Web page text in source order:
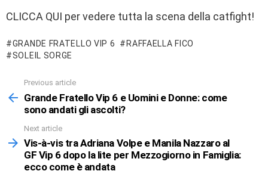
CLICCA QUI per vedere tutta la scena della catfight!
GRANDE FRATELLO VIP 6
RAFFAELLA FICO
SOLEIL SORGE
more
Previous article
Grande Fratello Vip 6 e Uomini e Donne: come
sono andati gli ascolti?
Next article
Vis-à-vis tra Adriana Volpe e Manila Nazzaro al
GF Vip 6 dopo la lite per Mezzogiorno in Famiglia:
ecco come è andata